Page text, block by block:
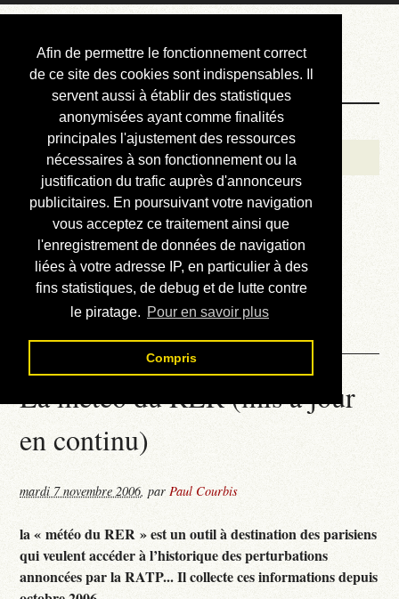
Afin de permettre le fonctionnement correct
de ce site des cookies sont indispensables. Il
servent aussi à établir des statistiques
anonymisées ayant comme finalités
principales l'ajustement des ressources
nécessaires à son fonctionnement ou la
justification du trafic auprès d'annonceurs
publicitaires. En poursuivant votre navigation
vous acceptez ce traitement ainsi que
l'enregistrement de données de navigation
liées à votre adresse IP, en particulier à des
fins statistiques, de debug et de lutte contre
le piratage. Pour en savoir plus
Compris
Courbis, « LE »
Blog Officiel
Bienvenue
Réalisations
Divers (et d’été)
Annonces
Liens externes
Téléchargement
Contact
La météo du RER (mis à jour
en continu)
mardi 7 novembre 2006,parPaul Courbis
la « météo du RER » est un outil à destination des parisiens
qui veulent accéder à l’historique des perturbations
annoncées par la RATP... Il collecte ces informations depuis